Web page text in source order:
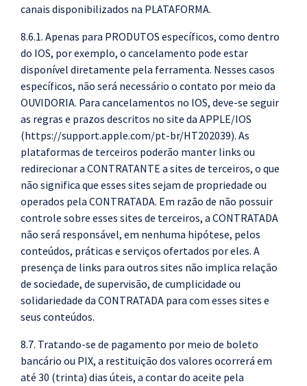
canais disponibilizados na PLATAFORMA.
8.6.1. Apenas para PRODUTOS específicos, como dentro
do IOS, por exemplo, o cancelamento pode estar
disponível diretamente pela ferramenta. Nesses casos
específicos, não será necessário o contato por meio da
OUVIDORIA. Para cancelamentos no IOS, deve-se seguir
as regras e prazos descritos no site da APPLE/IOS
(https://support.apple.com/pt-br/HT202039). As
plataformas de terceiros poderão manter links ou
redirecionar a CONTRATANTE a sites de terceiros, o que
não significa que esses sites sejam de propriedade ou
operados pela CONTRATADA. Em razão de não possuir
controle sobre esses sites de terceiros, a CONTRATADA
não será responsável, em nenhuma hipótese, pelos
conteúdos, práticas e serviços ofertados por eles. A
presença de links para outros sites não implica relação
de sociedade, de supervisão, de cumplicidade ou
solidariedade da CONTRATADA para com esses sites e
seus conteúdos.
8.7. Tratando-se de pagamento por meio de boleto
bancário ou PIX, a restituição dos valores ocorrerá em
até 30 (trinta) dias úteis, a contar do aceite pela